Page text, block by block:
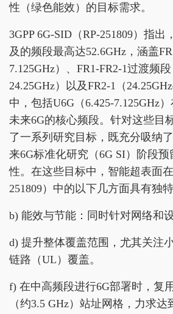
性（绿色能效）的目标需求。
3GPP 6G-SID（RP-251809）指出
及的频段最高达52.6GHz，涵盖
7.125GHz）、FR1-FR2-1过渡频
24.25GHz）以及FR2-1（
中，包括U6G（6.425-7.125GHz
未来6G的核心频段。针对这些目
了一系列研究目标，既充分吸纳
来6G标准化研究（6G SI）阶段
性。在这些目标中，智能超表面
251809）中的以下几方面具有独特
b) 能效与节能：同时针对网络和设
d) 提升整体覆盖范围，尤其关注
链路（UL）覆盖。
f) 在中高频段进行6G部署时，复
（约3.5 GHz）站址网格，力求